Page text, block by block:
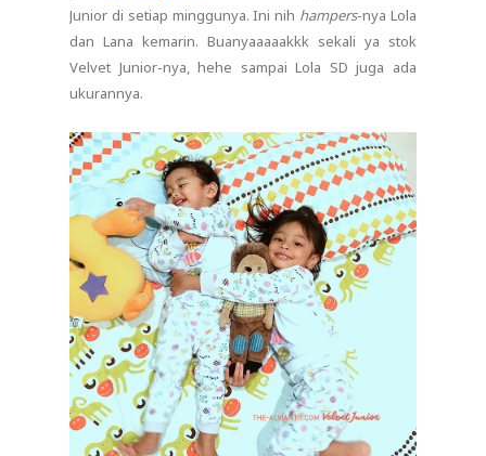
Junior di setiap minggunya. Ini nih hampers-nya Lola
dan Lana kemarin. Buanyaaaaakkk sekali ya stok
Velvet Junior-nya, hehe sampai Lola SD juga ada
ukurannya.